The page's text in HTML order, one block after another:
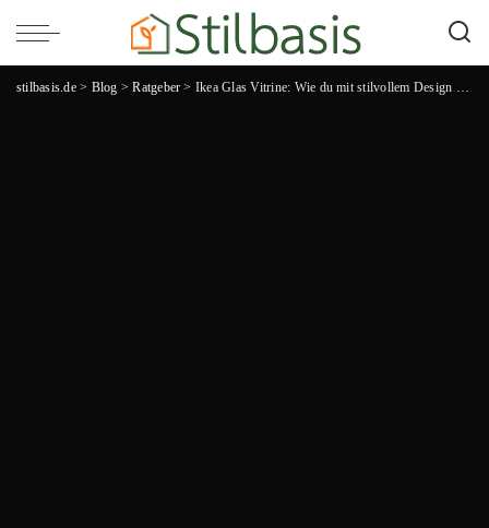
stilbasis.de> Blog >Ratgeber > Ikea Glas Vitrine: Wie du mit stilvollem Design und praktischer Funktionalität dein Zuhause aufwertest